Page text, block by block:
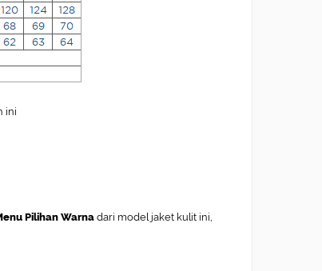
ini
Pilihan Warna dari model jaket kulit ini,